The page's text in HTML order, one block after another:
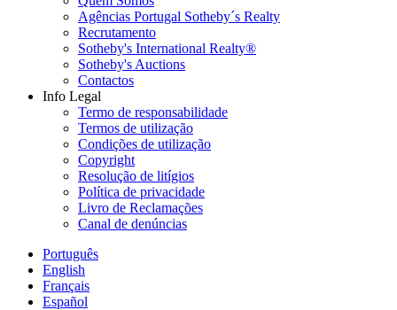
Agências Portugal Sotheby´s Realty
Recrutamento
Sotheby's International Realty®
Sotheby's Auctions
Contactos
Info Legal
Termo de responsabilidade
Termos de utilização
Condições de utilização
Copyright
Resolução de litígios
Política de privacidade
Livro de Reclamações
Canal de denúncias
Português
English
Français
Español